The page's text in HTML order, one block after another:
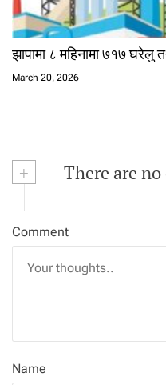
झापामा ८ महिनामा ७१७ घरेलु
March 20, 2026
+ There are
Comment
Name